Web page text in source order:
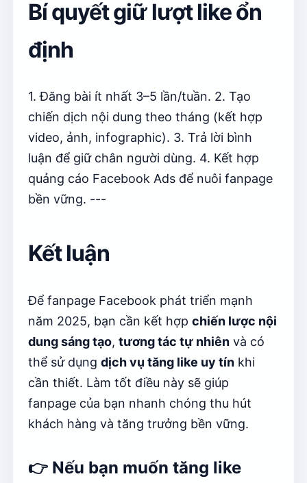
Bí quyết giữ lượt like ổn
định
1. Đăng bài ít nhất 3–5 lần/tuần. 2. Tạo
chiến dịch nội dung theo tháng (kết hợp
video, ảnh, infographic). 3. Trả lời bình
luận để giữ chân người dùng. 4. Kết hợp
quảng cáo Facebook Ads để nuôi fanpage
bền vững. ---
Kết luận
Để fanpage Facebook phát triển mạnh
năm 2025, bạn cần kết hợp chiến lược nội
dung sáng tạo, tương tác tự nhiên và có
thể sử dụng dịch vụ tăng like uy tín khi
cần thiết. Làm tốt điều này sẽ giúp
fanpage của bạn nhanh chóng thu hút
khách hàng và tăng trưởng bền vững.
👉 Nếu bạn muốn tăng like